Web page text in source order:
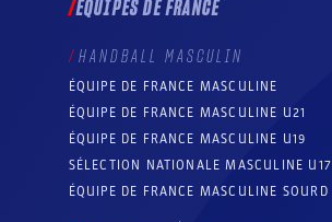
ÉQUIPES DE FRANCE
HANDBALL MASCULIN
ÉQUIPE DE FRANCE MASCULINE
ÉQUIPE DE FRANCE MASCULINE U21
ÉQUIPE DE FRANCE MASCULINE U19
SÉLECTION NATIONALE MASCULINE U17
ÉQUIPE DE FRANCE MASCULINE SOURD